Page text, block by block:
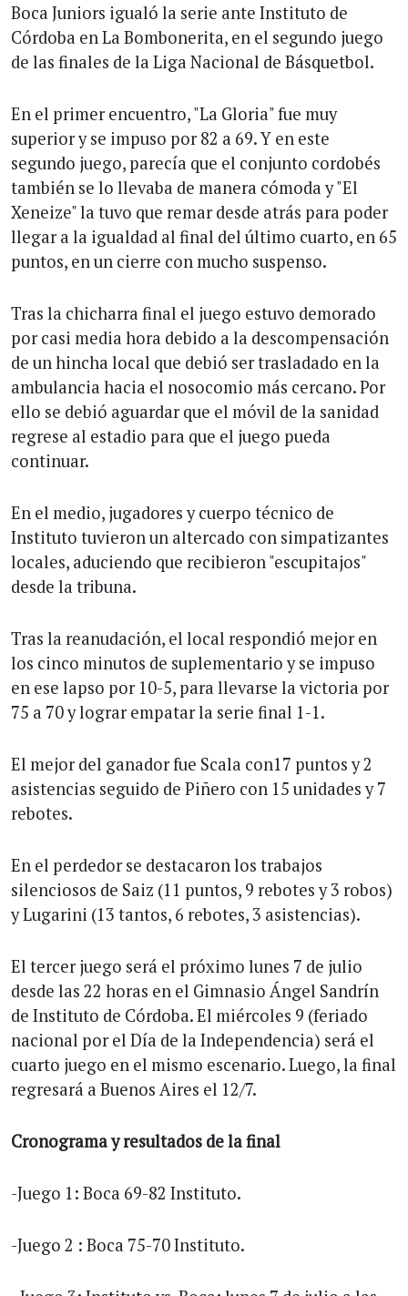
Boca Juniors igualó la serie ante Instituto de
Córdoba en La Bombonerita, en el segundo juego
de las finales de la Liga Nacional de Básquetbol.
En el primer encuentro, "La Gloria" fue muy
superior y se impuso por 82 a 69. Y en este
segundo juego, parecía que el conjunto cordobés
también se lo llevaba de manera cómoda y "El
Xeneize" la tuvo que remar desde atrás para poder
llegar a la igualdad al final del último cuarto, en 65
puntos, en un cierre con mucho suspenso.
Tras la chicharra final el juego estuvo demorado
por casi media hora debido a la descompensación
de un hincha local que debió ser trasladado en la
ambulancia hacia el nosocomio más cercano. Por
ello se debió aguardar que el móvil de la sanidad
regrese al estadio para que el juego pueda
continuar.
En el medio, jugadores y cuerpo técnico de
Instituto tuvieron un altercado con simpatizantes
locales, aduciendo que recibieron "escupitajos"
desde la tribuna.
Tras la reanudación, el local respondió mejor en
los cinco minutos de suplementario y se impuso
en ese lapso por 10-5, para llevarse la victoria por
75 a 70 y lograr empatar la serie final 1-1.
El mejor del ganador fue Scala con17 puntos y 2
asistencias seguido de Piñero con 15 unidades y 7
rebotes.
En el perdedor se destacaron los trabajos
silenciosos de Saiz (11 puntos, 9 rebotes y 3 robos)
y Lugarini (13 tantos, 6 rebotes, 3 asistencias).
El tercer juego será el próximo lunes 7 de julio
desde las 22 horas en el Gimnasio Ángel Sandrín
de Instituto de Córdoba. El miércoles 9 (feriado
nacional por el Día de la Independencia) será el
cuarto juego en el mismo escenario. Luego, la final
regresará a Buenos Aires el 12/7.
Cronogramayresultados delafinal
-Juego 1: Boca 69-82 Instituto.
-Juego 2 : Boca 75-70 Instituto.